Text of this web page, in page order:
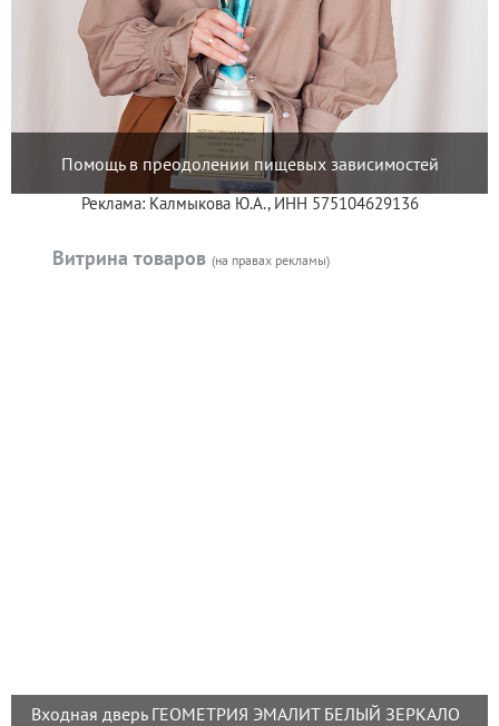
Помощь в преодолении пищевых зависимостей
Реклама: Калмыкова Ю.А., ИНН 575104629136
Витрина товаров (на правах рекламы)
Входная дверь ГЕОМЕТРИЯ ЭМАЛИТ БЕЛЫЙ ЗЕРКАЛО